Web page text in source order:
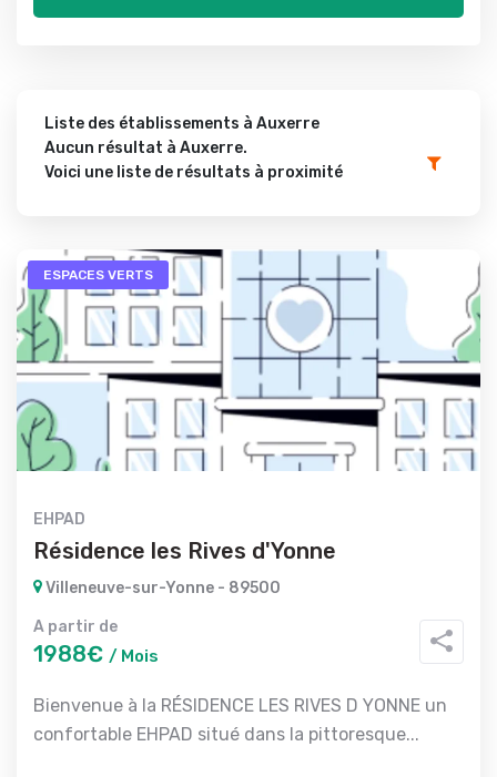
Liste des établissements à Auxerre
Aucun résultat à Auxerre.
Voici une liste de résultats à proximité
ESPACES VERTS
EHPAD
Résidence les Rives d'Yonne
Villeneuve-sur-Yonne - 89500
A partir de
1988€ / Mois
Bienvenue à la RÉSIDENCE LES RIVES D YONNE un
confortable EHPAD situé dans la pittoresque...